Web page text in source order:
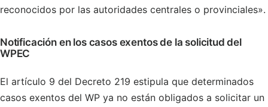
reconocidos por las autoridades centrales o provinciales».
Notificación en los casos exentos de la solicitud del
WPEC
El artículo 9 del Decreto 219 estipula que determinados
casos exentos del WP ya no están obligados a solicitar un